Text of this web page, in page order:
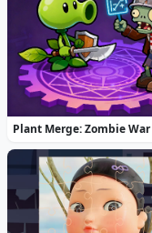
Plant Merge: Zombie War